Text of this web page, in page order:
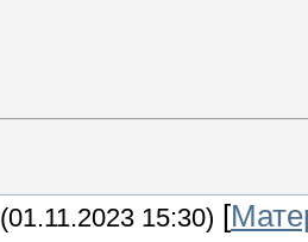
(01.11.2023 15:30) [